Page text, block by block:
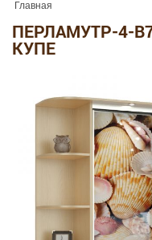
Главная
ПЕРЛАМУТР-4-
КУПЕ